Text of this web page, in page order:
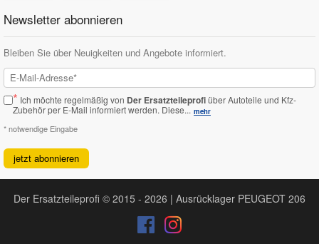
Newsletter abonnieren
Bleiben Sie über Neuigkeiten und Angebote informiert.
* Ich möchte regelmäßig von Der Ersatzteileprofiüber Autoteile und Kfz-
Zubehör per E-Mail informiert werden. Diese... mehr
* notwendige Eingabe
jetzt abonnieren
Der Ersatzteileprofi © 2015 - 2026 | Ausrücklager PEUGEOT 206